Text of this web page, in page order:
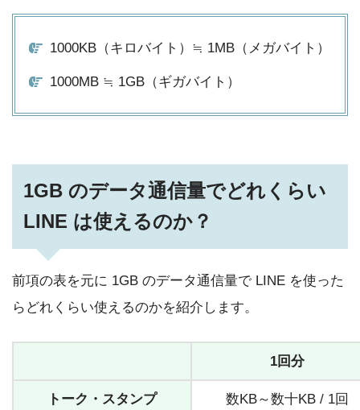
1000KB（キロバイト）≒ 1MB（メガバイト）
1000MB ≒ 1GB（ギガバイト）
1GB のデータ通信量でどれくらい
LINE は使えるのか？
前項の表を元に 1GB のデータ通信量で LINE を使った
らどれくらい使えるのかを紹介します。
1回分
トーク・スタンプ 数KB～数十KB / 1回